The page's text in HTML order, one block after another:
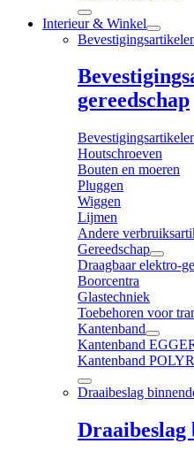
Interieur & Winkel
gereedschap
Houtschroeven
Bouten en moeren
Pluggen
Wiggen
Lijmen
Andere
Gereedschap
Draagbaar elektro-
Boorcentra
Glastechniek
Toebehoren voor
Kantenband
Kantenband
Kantenband
Draaibeslag
Draaibeslag